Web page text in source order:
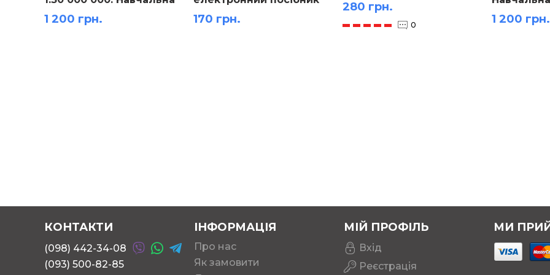
карта 156х100 см
1 200 грн.
Топографічна карта
170 грн.
280 грн.
0
картоні м-
(147х107
1 200 грн.
КОНТАКТИ
(098) 442-34-08
(093) 500-82-85
ІНФОРМАЦІЯ
Про нас
Як замовити
МІЙ ПРОФІЛЬ
Вхід
Реєстрація
МИ